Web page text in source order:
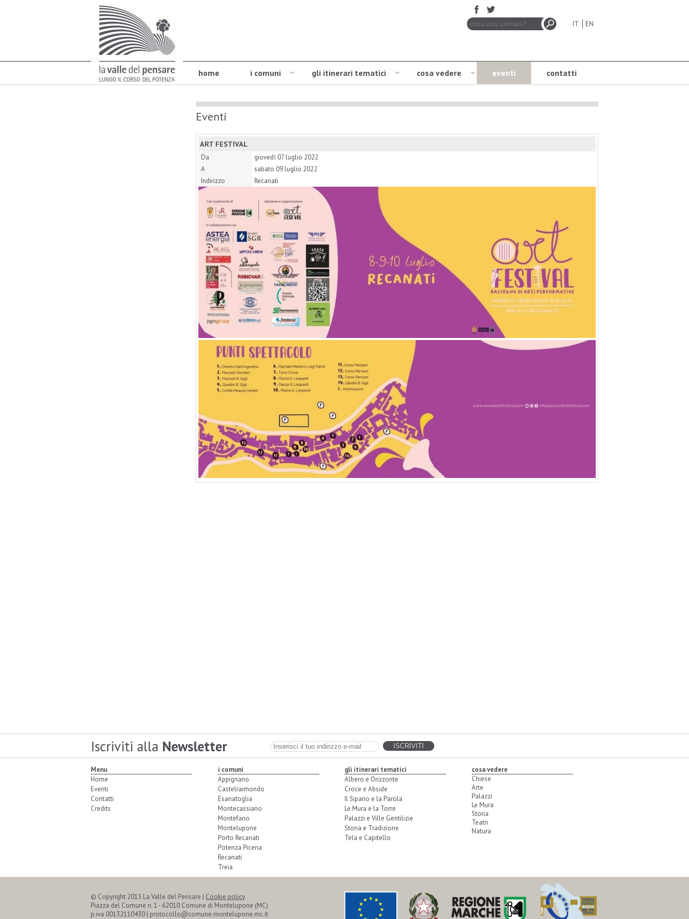
home i comuni gli itinerari tematici cosa vedere eventi contatti
IT EN
Eventi
ART FESTIVAL
Da
giovedì 07 luglio 2022
A
sabato 09 luglio 2022
Indirizzo
Recanati
Iscriviti alla Newsletter
Menu
Home
Eventi
Contatti
Credits
i comuni
Appignano
Castelraimondo
Esanatoglia
Montecassiano
Montefano
Montelupone
Porto Recanati
Potenza Picena
Recanati
Treia
gli itinerari tematici
Albero e Orizzonte
Croce e Abside
Il Sipario e la Parola
Le Mura e la Torre
Palazzi e Ville Gentilizie
Storia e Tradizione
Tela e Capitello
cosa vedere
Chiese
Arte
Palazzi
Le Mura
Storia
Teatri
Natura
© Copyright 2015 La Valle del Pensare | Cookie policy
Piazza del Comune n. 1 - 62010 Comune di Montelupone (MC)
p.iva 00132110430 | protocollo@comune.montelupone.mc.it